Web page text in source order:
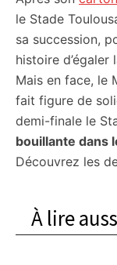
le Stade
sa succession,
histoire d’égaler
Mais en face, le
fait figure de
demi-finale le
bouillante dans
Découvrez les
À lire